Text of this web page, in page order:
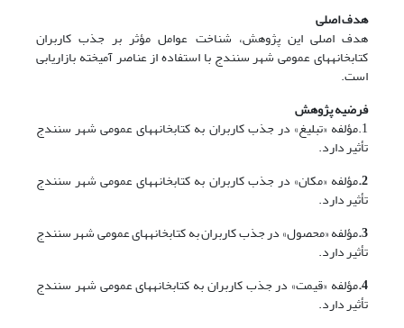
هدف اصلی
هدف اصلی این پژوهش، شناخت عوامل مؤثر بر جذب کاربران
کتابخانه‏های عمومی شهر سنندج با استفاده از عناصر آمیخته بازاریابی
است.
فرضیه پژوهش
1.مؤلفه «تبلیغ» در جذب کاربران به کتابخانه‏های عمومی شهر سنندج
تأثیر دارد.
2.مؤلفه «مکان» در جذب کاربران به کتابخانه‏های عمومی شهر سنندج
تأثیر دارد.
3.مؤلفه «محصول» در جذب کاربران به کتابخانه‏های عمومی شهر سنندج
تأثیر دارد.
4.مؤلفه «قیمت» در جذب کاربران به کتابخانه‏های عمومی شهر سنندج
تأثیر دارد.